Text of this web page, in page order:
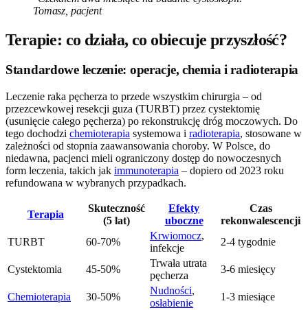
Tomasz, pacjent
Terapie: co działa, co obiecuje przyszłość?
Standardowe leczenie: operacje, chemia i radioterapia
Leczenie raka pęcherza to przede wszystkim chirurgia – od
przezcewkowej resekcji guza (TURBT) przez cystektomię
(usunięcie całego pęcherza) po rekonstrukcję dróg moczowych. Do
tego dochodzi chemioterapia systemowa i radioterapia, stosowane w
zależności od stopnia zaawansowania choroby. W Polsce, do
niedawna, pacjenci mieli ograniczony dostęp do nowoczesnych
form leczenia, takich jak immunoterapia – dopiero od 2023 roku
refundowana w wybranych przypadkach.
Terapia
Skuteczność
(5 lat)
Efekty
uboczne
Czas
rekonwalescencji
TURBT
60-70%
Krwiomocz,
infekcje
2-4 tygodnie
Cystektomia 45-50%
Trwała utrata
pęcherza
3-6 miesięcy
Chemioterapia 30-50%
Nudności,
osłabienie
1-3 miesiące